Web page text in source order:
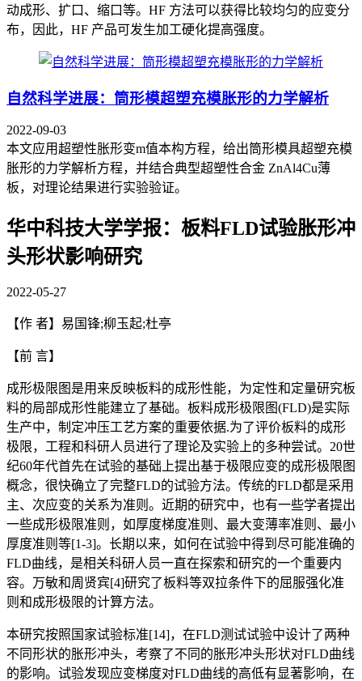
动成形、扩口、缩口等。HF 方法可以获得比较均匀的应变分
布，因此，HF 产品可发生加工硬化提高强度。
自然科学进展：筒形模超塑充模胀形的力学解析
2022-09-03
本文应用超塑性胀形变m值本构方程，给出筒形模具超塑充模
胀形的力学解析方程，并结合典型超塑性合金 ZnAl4Cu薄
板，对理论结果进行实验验证。
华中科技大学学报：板料FLD试验胀形冲
头形状影响研究
2022-05-27
【作 者】易国锋;柳玉起;杜亭
【前 言】
成形极限图是用来反映板料的成形性能，为定性和定量研究板
料的局部成形性能建立了基础。板料成形极限图(FLD)是实际
生产中，制定冲压工艺方案的重要依据.为了评价板料的成形
极限，工程和科研人员进行了理论及实验上的多种尝试。20世
纪60年代首先在试验的基础上提出基于极限应变的成形极限图
概念，很快确立了完整FLD的试验方法。传统的FLD都是采用
主、次应变的关系为准则。近期的研究中，也有一些学者提出
一些成形极限准则，如厚度梯度准则、最大变薄率准则、最小
厚度准则等[1-3]。长期以来，如何在试验中得到尽可能准确的
FLD曲线，是相关科研人员一直在探索和研究的一个重要内
容。万敏和周贤宾[4]研究了板料等双拉条件下的屈服强化准
则和成形极限的计算方法。
本研究按照国家试验标准[14]，在FLD测试试验中设计了两种
不同形状的胀形冲头，考察了不同的胀形冲头形状对FLD曲线
的影响。试验发现应变梯度对FLD曲线的高低有显著影响，在